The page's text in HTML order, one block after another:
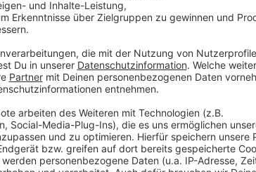
NRW-Landtag beschäftigt sich mit Park &
Anzeige
Am Mittwoch den.3 .24 gibt es im NRW-Landtag
schwarz-grüne Landesregierung sieht Park & Ride
Verkehrswende und fördert entsprechende
Zusammenhang bringt der ADAC auch nochmal die